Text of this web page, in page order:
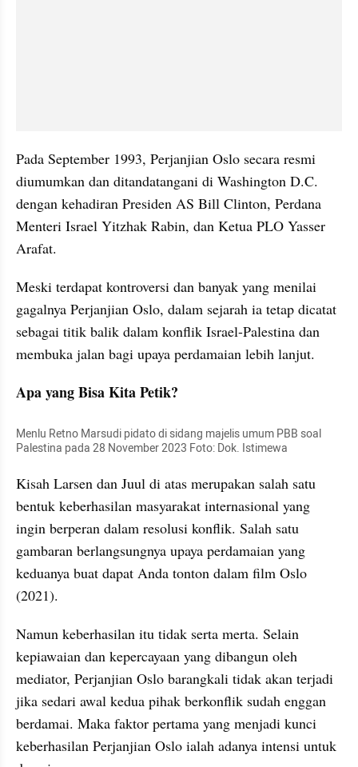
Pada September 1993, Perjanjian Oslo secara resmi
diumumkan dan ditandatangani di Washington D.C.
dengan kehadiran Presiden AS Bill Clinton, Perdana
Menteri Israel Yitzhak Rabin, dan Ketua PLO Yasser
Arafat.
Meski terdapat kontroversi dan banyak yang menilai
gagalnya Perjanjian Oslo, dalam sejarah ia tetap dicatat
sebagai titik balik dalam konflik Israel-Palestina dan
membuka jalan bagi upaya perdamaian lebih lanjut.
Apa yang Bisa Kita Petik?
Menlu Retno Marsudi pidato di sidang majelis umum PBB soal
Palestina pada 28 November 2023 Foto: Dok. Istimewa
Kisah Larsen dan Juul di atas merupakan salah satu
bentuk keberhasilan masyarakat internasional yang
ingin berperan dalam resolusi konflik. Salah satu
gambaran berlangsungnya upaya perdamaian yang
keduanya buat dapat Anda tonton dalam film Oslo
(2021).
Namun keberhasilan itu tidak serta merta. Selain
kepiawaian dan kepercayaan yang dibangun oleh
mediator, Perjanjian Oslo barangkali tidak akan terjadi
jika sedari awal kedua pihak berkonflik sudah enggan
berdamai. Maka faktor pertama yang menjadi kunci
keberhasilan Perjanjian Oslo ialah adanya intensi untuk